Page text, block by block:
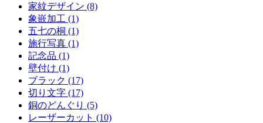
家紋デザイン (8)
象嵌加工 (1)
五七の桐 (1)
施行写真 (1)
記念品 (1)
壁付け (1)
ブラック (17)
切り文字 (17)
銅のどんぐり (5)
レーザーカット (10)